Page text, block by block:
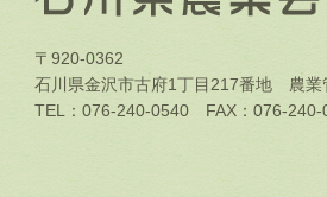
〒920-0362
石川県金沢市古府1丁目217番地 農業
TEL：076-240-0540 FAX：076-240-